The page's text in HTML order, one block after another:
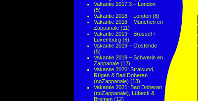
Vakantie 2017 3 – London
(5)
Vakantie 2018 – London (8)
Vakantie 2018 – München en
Zappanale (11)
Vakantie 2019 – Brussel +
Luxemburg (6)
Vakantie 2019 – Oostende
(5)
Vakantie 2019 – Schwerin en
Zappanale (12)
Vakantie 2020: Stralsund,
Rügen & Bad Doberan
(noZappanale) (13)
Vakantie 2021: Bad Doberan
(noZappanale), Lübeck &
Bremen (12)